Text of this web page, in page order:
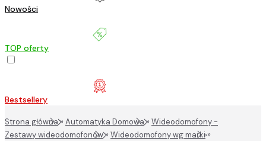
Nowości
TOP oferty
Bestsellery
Strona główna»Automatyka Domowa»Wideodomofony -
Zestawy wideodomofonów»Wideodomofony wg marki»